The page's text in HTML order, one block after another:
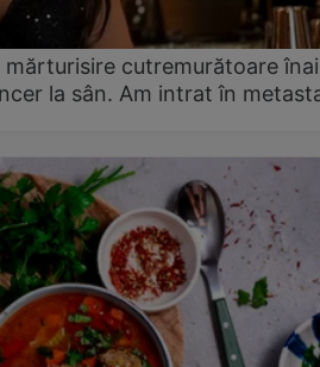
mărturisire cutremurătoare
la sân. Am intrat în